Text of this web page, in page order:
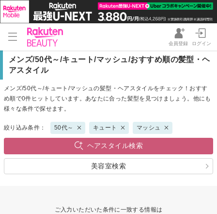
会員登録 ログイン
メンズ/50代～/キュート/マッシュ/おすすめ順の髪型・ヘ
アスタイル
メンズ/50代～/キュート/マッシュの髪型・ヘアスタイルをチェック！おすす
め順で0件ヒットしています。あなたに合った髪型を見つけましょう。他にも
様々な条件で探せます。
絞り込み条件： 50代～ キュート マッシュ
ヘアスタイル検索
美容室検索
ご入力いただいた条件に一致する情報は